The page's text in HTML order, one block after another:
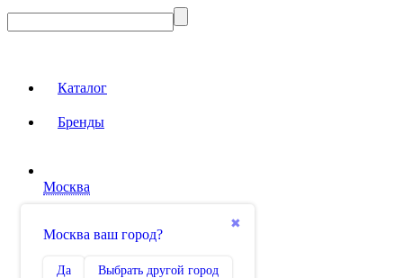
Каталог
Бренды
Москва
✖
Москва ваш город?
Да Выбрать другой город
Сравнение